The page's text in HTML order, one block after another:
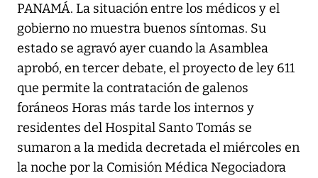
PANAMÁ. La situación entre los médicos y el
gobierno no muestra buenos síntomas. Su
estado se agravó ayer cuando la Asamblea
aprobó, en tercer debate, el proyecto de ley 611
que permite la contratación de galenos
foráneos Horas más tarde los internos y
residentes del Hospital Santo Tomás se
sumaron a la medida decretada el miércoles en
la noche por la Comisión Médica Negociadora